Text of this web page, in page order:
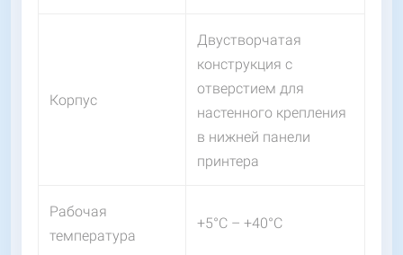
Корпус
Двустворчатая
конструкция с
отверстием для
настенного крепления
в нижней панели
принтера
Рабочая
температура
+5°C – +40°C